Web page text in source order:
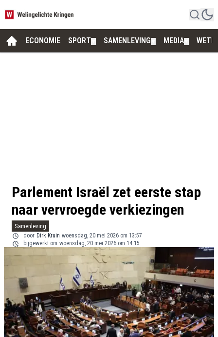
ECONOMIE SPORT SAMENLEVING MEDIA
Parlement Israël zet eerste stap
naar vervroegde verkiezingen
Samenleving
door Dirk Kruin woensdag, 20 mei 2026 om 13:57
bijgewerkt om woensdag, 20 mei 2026 om 14:15